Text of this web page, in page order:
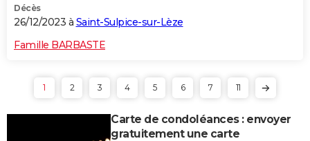
Décès
26/12/2023 à Saint-Sulpice-sur-Lèze
Famille BARBASTE
1 2 3 4 5 6 7 11
Carte de condoléances : envoyer
gratuitement une carte